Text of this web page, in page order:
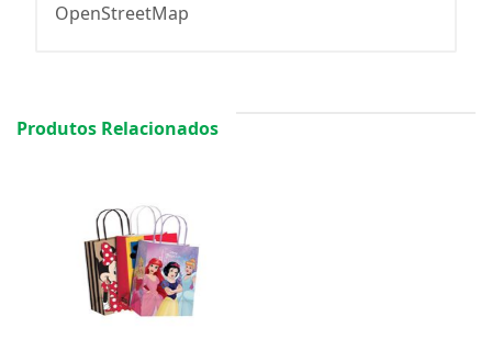
OpenStreetMap
Produtos Relacionados